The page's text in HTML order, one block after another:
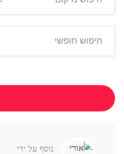
נוסף על ידי